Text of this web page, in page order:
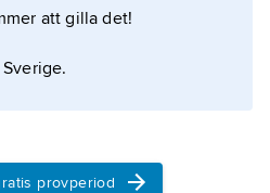
Han har gjort talrika
inspelningar med
musik.
artikeln
att gilla det!
provperiod